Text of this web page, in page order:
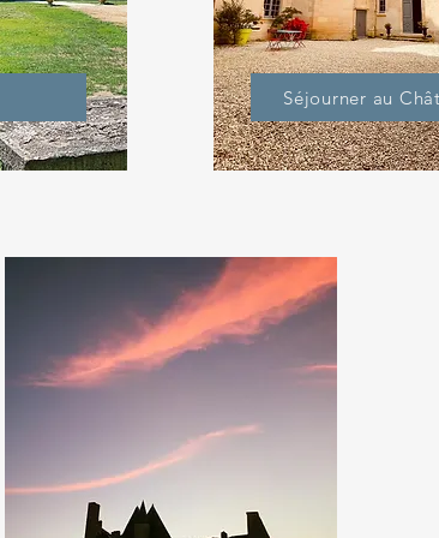
Séjourner au